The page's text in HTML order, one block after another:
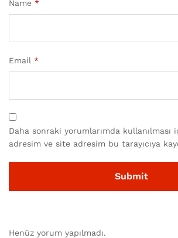
Name *
Email *
Daha sonraki yorumlarımda kullanılması
adresim ve site adresim bu tarayıcıya
Henüz yorum yapılmadı.